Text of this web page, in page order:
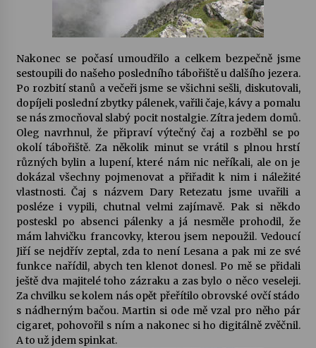
Nakonec se počasí umoudřilo a celkem bezpečně jsme
sestoupili do našeho posledního tábořiště u dalšího jezera.
Po rozbití stanů a večeři jsme se všichni sešli, diskutovali,
dopíjeli poslední zbytky pálenek, vařili čaje, kávy a pomalu
se nás zmocňoval slabý pocit nostalgie. Zítra jedem domů.
Oleg navrhnul, že připraví výtečný čaj a rozběhl se po
okolí tábořiště. Za několik minut se vrátil s plnou hrstí
různých bylin a lupení, které nám nic neříkali, ale on je
dokázal všechny pojmenovat a přiřadit k nim i náležité
vlastnosti. Čaj s názvem Dary Retezatu jsme uvařili a
posléze i vypili, chutnal velmi zajímavě. Pak si někdo
posteskl po absenci pálenky a já nesměle prohodil, že
mám lahvičku francovky, kterou jsem nepoužil. Vedoucí
Jiří se nejdřív zeptal, zda to není Lesana a pak mi ze své
funkce nařídil, abych ten klenot donesl. Po mě se přidali
ještě dva majitelé toho zázraku a zas bylo o něco veseleji.
Za chvilku se kolem nás opět přeřítilo obrovské ovčí stádo
s nádherným bačou. Martin si ode mě vzal pro něho pár
cigaret, pohovořil s ním a nakonec si ho digitálně zvěčnil.
A to už jdem spinkat.